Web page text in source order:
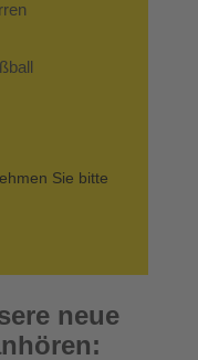
Sie bitte
neue